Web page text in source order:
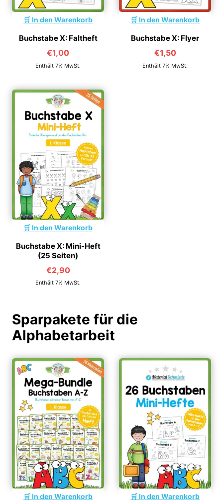
In den Warenkorb
Buchstabe X: Faltheft
€1,00
Enthält 7% MwSt.
In den Warenkorb
Buchstabe X: Flyer
€1,50
Enthält 7% MwSt.
In den Warenkorb
Buchstabe X: Mini-Heft
(25 Seiten)
€2,90
Enthält 7% MwSt.
Sparpakete für die
Alphabetarbeit
In den Warenkorb In den Warenkorb